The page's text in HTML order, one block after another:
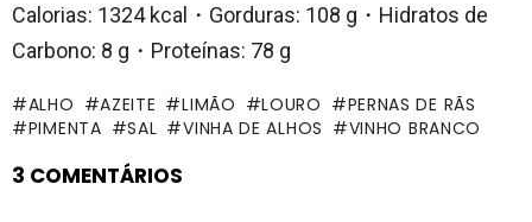
Calorias: 1324 kcal・Gorduras: 108 g・Hidratos de
Carbono: 8 g・Proteínas: 78 g
ALHO AZEITE LIMÃO LOURO
PERNAS DE RÃS
PIMENTA
SAL VINHA DE ALHOS VINHO BRANCO
3 COMENTÁRIOS